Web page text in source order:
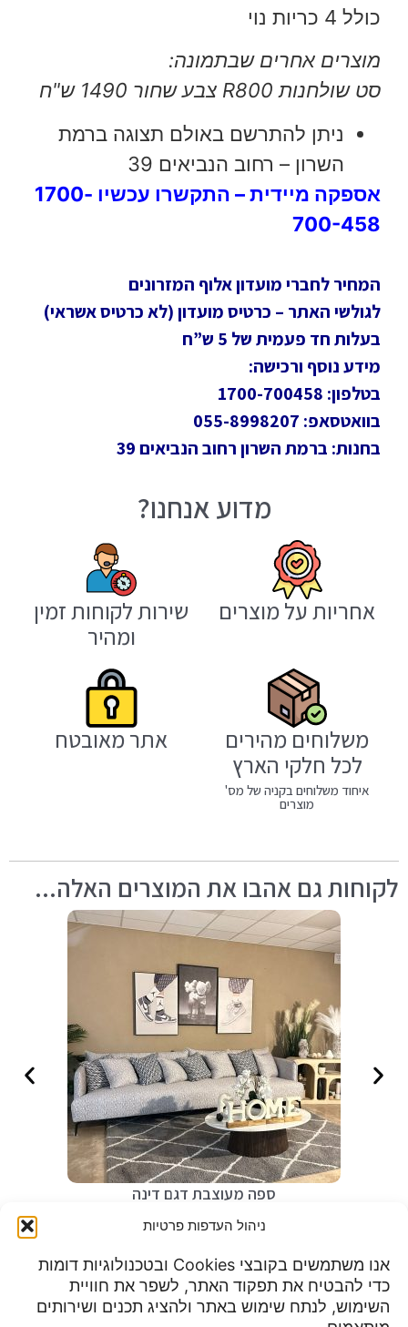
ניהול העדפות פרטיות
אנו משתמשים בקובצי Cookies ובטכנולוגיות דומות
כדי להבטיח את תפקוד האתר, לשפר את חוויית
השימוש, לנתח שימוש באתר ולהציג תכנים ושירותים
כולל 4 כריות נוי
מוצרים אחרים שבתמונה:
סט שולחנות R800 צבע שחור
1490 ש"ח
ניתן להתרשם באולם תצוגה ברמת
השרון – רחוב הנביאים 39
אספקה מיידית – התקשרו עכשיו 1700-
700-458
המחיר לחברי מועדון אלוף המזרונים
לגולשי האתר – כרטיס מועדון (לא כרטיס אשראי)
בעלות חד פעמית של 5 ש”ח
מידע נוסף ורכישה:
בטלפון: 1700-700458
בוואטסאפ: 055-8998207
בחנות: ברמת השרון רחוב הנביאים 39
מדוע אנחנו?
אחריות על מוצרים
שירות לקוחות זמין
ומהיר
משלוחים מהירים
לכל חלקי הארץ
איחוד משלוחים בקניה של מס'
מוצרים
אתר מאובטח
לקוחות גם אהבו את המוצרים האלה...
ספה מעוצבת דגם דינה
מדיניות פרטיות
שעות פעילות: